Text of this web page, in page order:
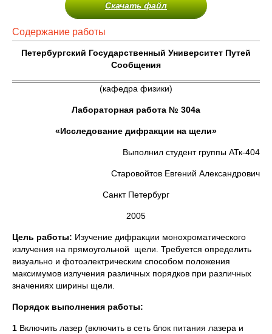
Скачать файл
Содержание работы
Петербургский Государственный Университет Путей
Сообщения
(кафедра физики)
Лабораторная работа № 304а
«Исследование дифракции на щели»
Выполнил студент группы АТк-404
Старовойтов Евгений Александрович
Санкт Петербург
2005
Цель работы: Изучение дифракции монохроматического
излучения на прямоугольной щели. Требуется определить
визуально и фотоэлектрическим способом положения
максимумов излучения различных порядков при различных
значениях ширины щели.
Порядок выполнения работы:
1 Включить лазер (включить в сеть блок питания лазера и